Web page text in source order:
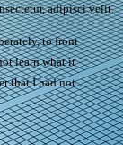
adipisci velit.
to front
learn what it
that I had not